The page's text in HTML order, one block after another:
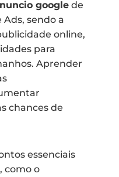
google de
sendo a
online,
para
Aprender
chances de
essenciais
, como o